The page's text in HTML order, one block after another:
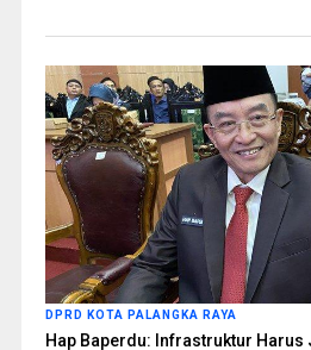
DPRD KOTA PALANGKA RAYA
Hap Baperdu: Infrastruktur Harus